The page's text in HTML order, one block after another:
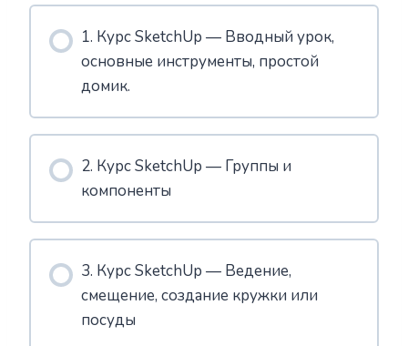
1. Курс SketchUp — Вводный урок,
основные инструменты, простой
домик.
2. Курс SketchUp — Группы и
компоненты
3. Курс SketchUp — Ведение,
смещение, создание кружки или
посуды